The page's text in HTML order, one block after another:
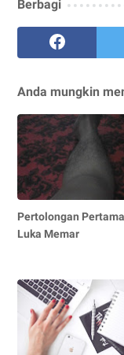
Berbagi
Anda mungkin
Pertolongan
Luka Memar